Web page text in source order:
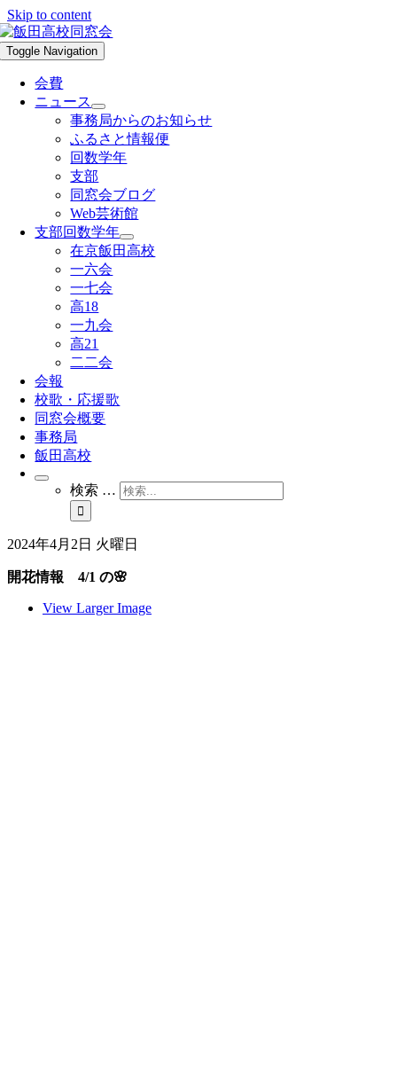
Skip to content
Toggle Navigation
会費
ニュース
事務局からのお知らせ
ふるさと情報便
回数学年
支部
同窓会ブログ
Web芸術館
支部回数学年
在京飯田高校
一六会
一七会
高18
一九会
高21
二二会
会報
校歌・応援歌
同窓会概要
事務局
飯田高校
検索 …
2024年4月2日 火曜日
開花情報 4/1 の🌸
View Larger Image